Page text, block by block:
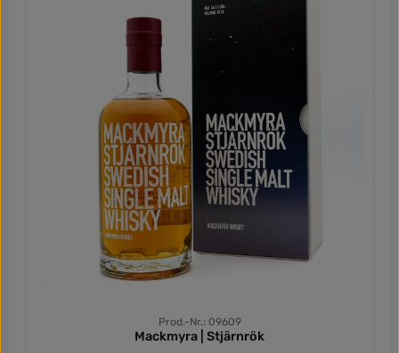
Schokolade. Auch an Eichenwürze, Birnen und Trauben
denkt man. Die Sonderabfüllung erschien im Frühjahr
2022 und ist limitiert auf 16.000 Flaschen. Die Whiskys
von Mackmyra sind weder gefärbt noch kühlgefiltert.
Prod.-Nr.: 09609
Mackmyra | Stjärnrök